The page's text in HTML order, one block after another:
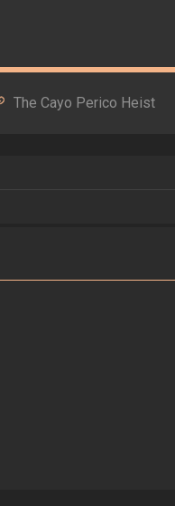
The Cayo Perico Heist